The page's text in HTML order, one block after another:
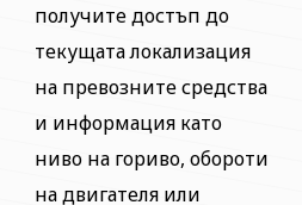
получите достъп до
текущата локализация
на превозните средства
и информация като
ниво на гориво, обороти
на двигателя или